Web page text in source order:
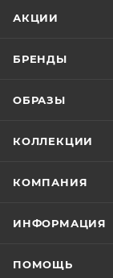
АКЦИИ
БРЕНДЫ
ОБРАЗЫ
КОЛЛЕКЦИИ
КОМПАНИЯ
ИНФОРМАЦИЯ
ПОМОЩЬ